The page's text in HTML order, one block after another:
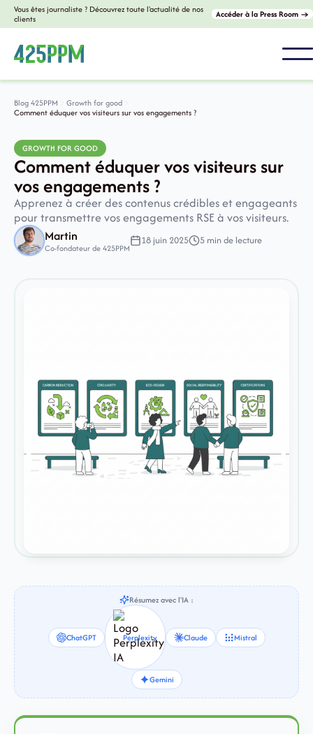
Vous êtes journaliste ? Découvrez toute l'actualité de nos
clients
Accéder à la Press Room →
Blog 425PPM
Growth for good
Comment éduquer vos visiteurs sur vos engagements ?
GROWTH FOR GOOD
Comment éduquer vos visiteurs sur
vos engagements ?
Apprenez à créer des contenus crédibles et engageants
pour transmettre vos engagements RSE à vos visiteurs.
Martin
Co-fondateur de 425PPM
18 juin 2025 5 min de lecture
Résumez avec l'IA :
ChatGPT Perplexity Claude Mistral
Gemini